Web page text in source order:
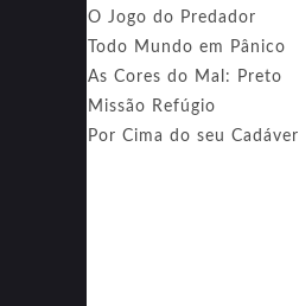
O Jogo do Predador
Todo Mundo em Pânico
As Cores do Mal: Preto
Missão Refúgio
Por Cima do seu Cadáver